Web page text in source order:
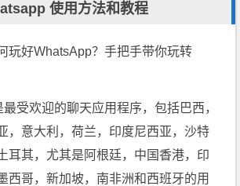
使用方法和教程
玩好WhatsApp？手把手带你玩转
受欢迎的聊天应用程序，包括巴西，
，意大利，荷兰，印度尼西亚，沙特
耳其，尤其是阿根廷，中国香港，印
西哥，新加坡，南非洲和西班牙的用